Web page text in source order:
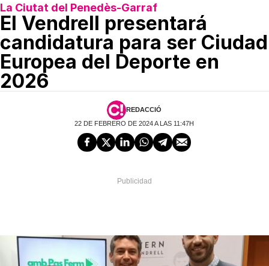
La Ciutat del Penedès-Garraf
El Vendrell presentará
candidatura para ser Ciudad
Europea del Deporte en
2026
REDACCIÓ
22 DE FEBRERO DE 2024 A LAS 11:47H